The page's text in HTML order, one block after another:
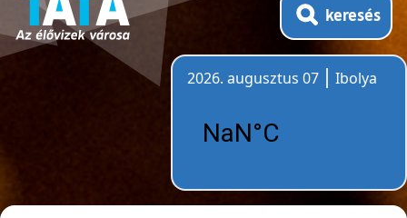
keresés
2026. augusztus 07
Ibolya